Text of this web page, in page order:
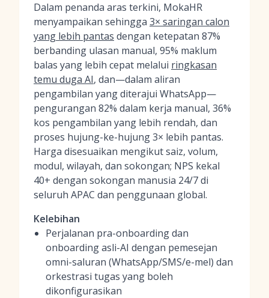
Dalam penanda aras terkini, MokaHR
menyampaikan sehingga 3× saringan calon
yang lebih pantas dengan ketepatan 87%
berbanding ulasan manual, 95% maklum
balas yang lebih cepat melalui ringkasan
temu duga AI, dan—dalam aliran
pengambilan yang diterajui WhatsApp—
pengurangan 82% dalam kerja manual, 36%
kos pengambilan yang lebih rendah, dan
proses hujung-ke-hujung 3× lebih pantas.
Harga disesuaikan mengikut saiz, volum,
modul, wilayah, dan sokongan; NPS kekal
40+ dengan sokongan manusia 24/7 di
seluruh APAC dan penggunaan global.
Kelebihan
Perjalanan pra-onboarding dan
onboarding asli-AI dengan pemesejan
omni-saluran (WhatsApp/SMS/e-mel) dan
orkestrasi tugas yang boleh
dikonfigurasikan